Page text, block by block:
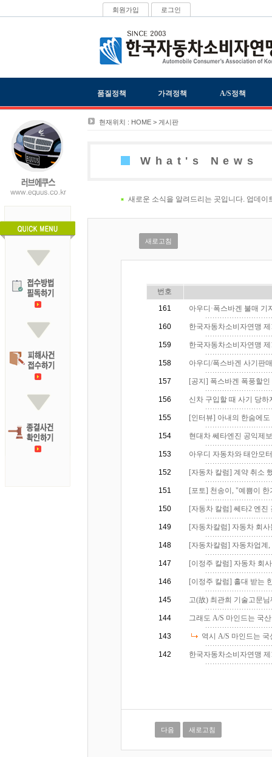
회원가입 로그인
품질정책 가격정책 A/S정책
현재위치 : HOME > 게시판
What's News
새로운 소식을 알려드리는 곳입니다. 업데
새로고침
번호
161
아우디·폭스바겐 불매 기
160 한국자동차소비자연맹
159 한국자동차소비자연맹
158 아우디/폭스바겐 사기판
157 [공지] 폭스바겐 폭풍할
156 신차 구입할 때 사기 당하
155 [인터뷰] 아내의 한숨에
154 현대차 쎄타엔진 공익제
153 아우디 자동차와 태안모
152 [자동차 칼럼] 계약 취소
151 [포토] 천송이, "예쁨이 한
150 [자동차 칼럼] 쎄타2 엔진
149 [자동차칼럼] 자동차 회
148 [자동차칼럼] 자동차업계
147 [이정주 칼럼] 자동차 회
146 [이정주 칼럼] 홀대 받는
145 고(故) 최관희 기술고문
144 그래도 A/S 마인드는 국
143 역시 A/S 마인드는
142 한국자동차소비자연맹
다음 새로고침